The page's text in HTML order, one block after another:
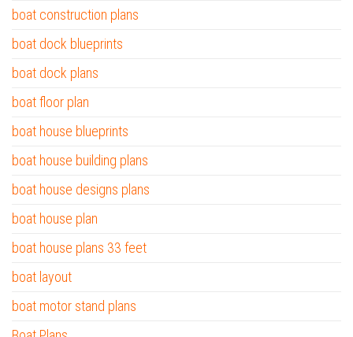
boat construction plans
boat dock blueprints
boat dock plans
boat floor plan
boat house blueprints
boat house building plans
boat house designs plans
boat house plan
boat house plans 33 feet
boat layout
boat motor stand plans